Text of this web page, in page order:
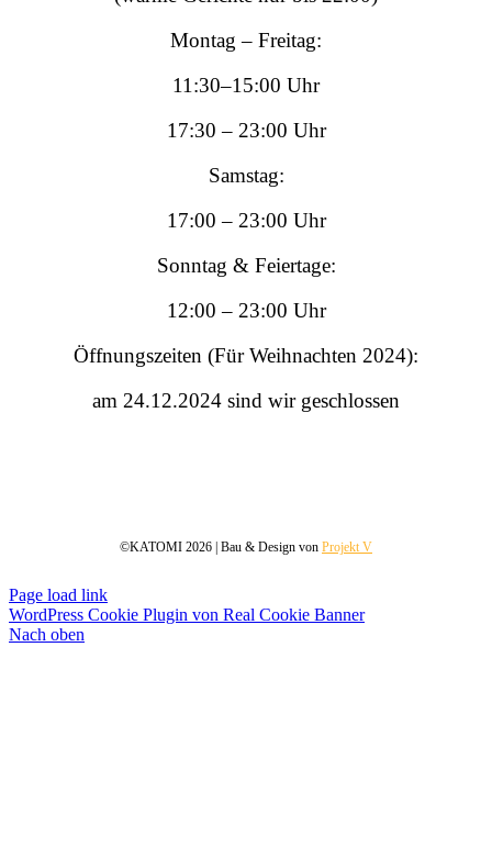
Montag – Freitag:
11:30–15:00 Uhr
17:30 – 23:00 Uhr
Samstag:
17:00 – 23:00 Uhr
Sonntag & Feiertage:
12:00 – 23:00 Uhr
Öffnungszeiten (Für Weihnachten 2024):
am 24.12.2024 sind wir geschlossen
©KATOMI 2026 | Bau & Design von Projekt V
Page load link
WordPress Cookie Plugin von Real Cookie Banner
Nach oben